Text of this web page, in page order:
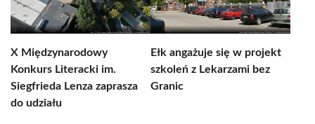
X Międzynarodowy
Konkurs Literacki im.
Siegfrieda Lenza zaprasza
do udziału
Ełk angażuje się w projekt
szkoleń z Lekarzami bez
Granic